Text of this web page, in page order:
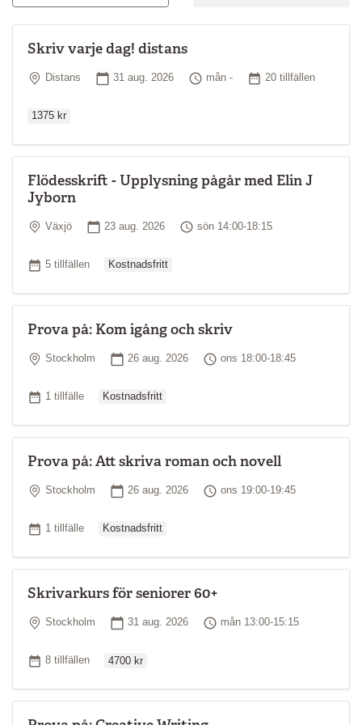
Skriv varje dag! distans
Plats
Distans Startdatum
31 aug. 2026 Tid
mån - Antal tillfällen
20 tillfällen
1375 kr
Flödesskrift - Upplysning pågår med Elin J
Jyborn
Plats
Växjö Startdatum
23 aug. 2026 Tid
sön 14:00-18:15
Antal tillfällen
5 tillfällen Kostnadsfritt
Prova på: Kom igång och skriv
Plats
Stockholm Startdatum
26 aug. 2026 Tid
ons 18:00-18:45
Antal tillfällen
1 tillfälle Kostnadsfritt
Prova på: Att skriva roman och novell
Plats
Stockholm Startdatum
26 aug. 2026 Tid
ons 19:00-19:45
Antal tillfällen
1 tillfälle Kostnadsfritt
Skrivarkurs för seniorer 60+
Plats
Stockholm Startdatum
31 aug. 2026 Tid
mån 13:00-15:15
Antal tillfällen
8 tillfällen 4700 kr